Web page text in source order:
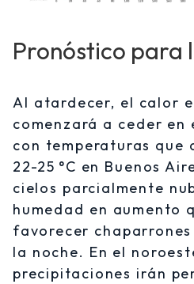
Pronóstico para
Al atardecer, el calor
comenzará a ceder
con temperaturas que
22-25 °C en Buenos
cielos parcialmente
humedad en aumento
favorecer
la noche. En el
precipitaciones irán